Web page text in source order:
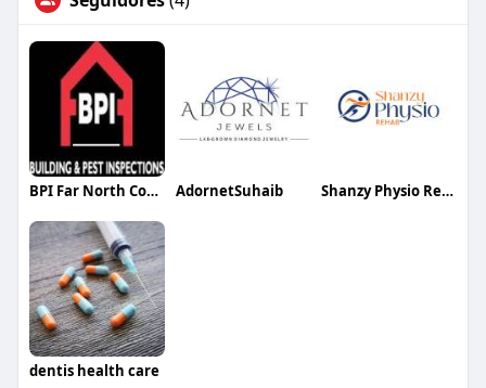
BPI Far North Coast AdornetSuhaib Shanzy Physio Rehab
dentis health care